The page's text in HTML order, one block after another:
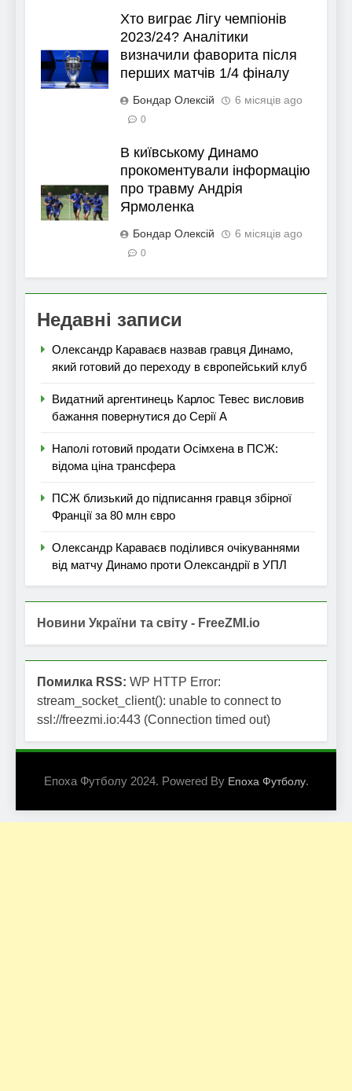
Хто виграє Лігу чемпіонів
2023/24? Аналітики
визначили фаворита після
перших матчів 1/4 фіналу
Бондар Олексій 6 місяців ago
0
В київському Динамо
прокоментували інформацію
про травму Андрія
Ярмоленка
Бондар Олексій 6 місяців ago
0
Недавні записи
Олександр Караваєв назвав гравця Динамо,
який готовий до переходу в європейський клуб
Видатний аргентинець Карлос Тевес висловив
бажання повернутися до Серії А
Наполі готовий продати Осімхена в ПСЖ:
відома ціна трансфера
ПСЖ близький до підписання гравця збірної
Франції за 80 млн євро
Олександр Караваєв поділився очікуваннями
від матчу Динамо проти Олександрії в УПЛ
Новини України та світу - FreeZMI.io
Помилка RSS: WP HTTP Error:
stream_socket_client(): unable to connect to
ssl://freezmi.io:443 (Connection timed out)
Епоха Футболу 2024. Powered By Епоха Футболу.